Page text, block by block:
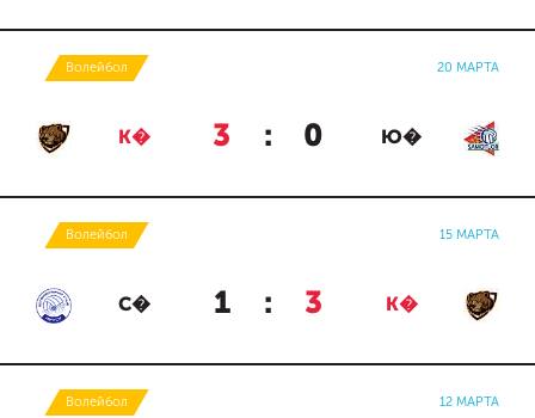
Волейбол 20 МАРТА
К� 3 : 0 Ю�
Волейбол 15 МАРТА
С� 1 : 3 К�
Волейбол 12 МАРТА